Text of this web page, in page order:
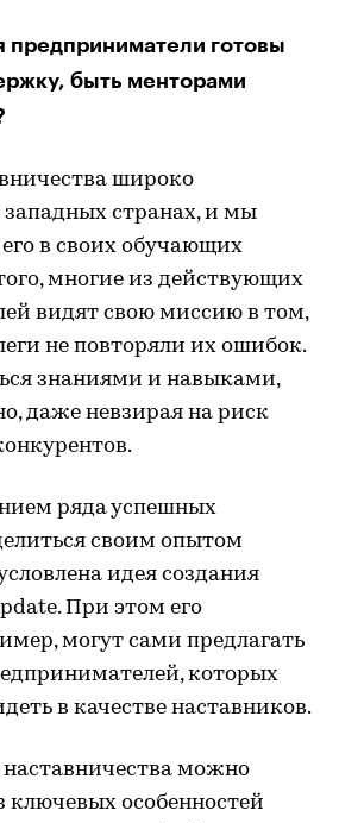
готовы
быть менторами
широко
западных странах, и мы
в своих обучающих
многие из действующих
видят свою миссию в том,
не повторяли их ошибок.
знаниями и навыками,
даже невзирая на риск
ряда успешных
своим опытом
идея создания
При этом его
могут сами предлагать
которых
в качестве наставников.
можно
ключевых особенностей